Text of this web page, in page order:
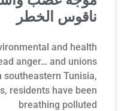
ناقوس الخطر
and health
anger… and unions
southeastern Tunisia,
residents have been
breathing polluted